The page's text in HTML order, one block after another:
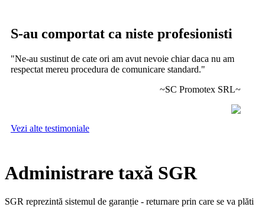
S-au comportat ca niste profesionisti
"Ne-au sustinut de cate ori am avut nevoie chiar daca nu am
respectat mereu procedura de comunicare standard."
~SC Promotex SRL~
Vezi alte testimoniale
Administrare taxă SGR
SGR reprezintă sistemul de garanție - returnare prin care se va plăti